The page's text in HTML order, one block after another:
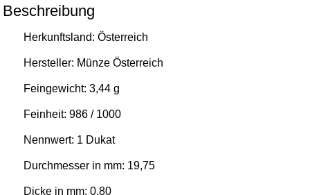
Beschreibung
Herkunftsland: Österreich
Hersteller: Münze Österreich
Feingewicht:3,44 g
Feinheit:986 / 1000
Nennwert: 1 Dukat
Durchmesser in mm: 19,75
Dicke in mm: 0,80